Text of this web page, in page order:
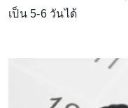
เป็น 5-6 วันได้